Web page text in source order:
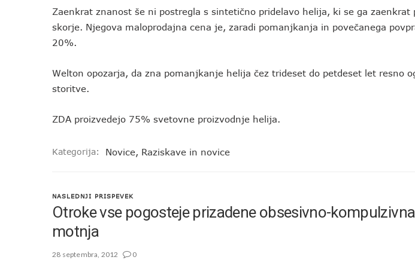
Zaenkrat znanost še ni postregla s sintetično pridelavo helija, ki se ga zaenkrat
skorje. Njegova maloprodajna cena je, zaradi pomanjkanja in povečanega
20%.
Welton opozarja, da zna pomanjkanje helija čez trideset do petdeset let resno
storitve.
ZDA proizvedejo 75% svetovne proizvodnje helija.
Kategorija: Novice, Raziskave in novice
NASLEDNJI PRISPEVEK
Otroke vse pogosteje prizadene obsesivno-kompulzivna
motnja
28 septembra, 2012 0